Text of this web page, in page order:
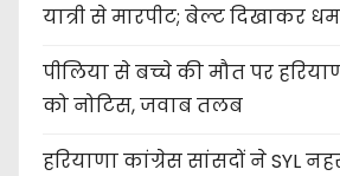
यात्री से मारपीट; बेल्ट दिखाकर
पीलिया से बच्चे की मौत पर
को नोटिस, जवाब तलब
हरियाणा कांग्रेस सांसदों ने SYL